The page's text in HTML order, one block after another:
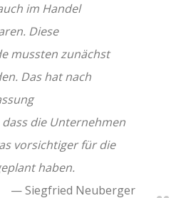
im Handel
Diese
mussten zunächst
Das hat nach
die Unternehmen
vorsichtiger für die
haben.
Siegfried Neuberger